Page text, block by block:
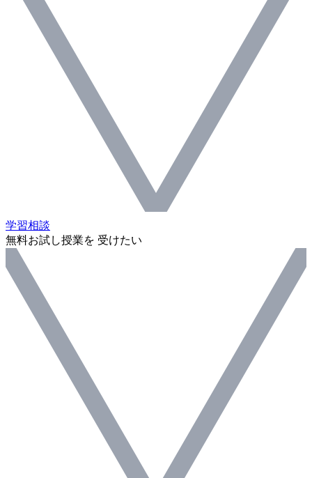
学習相談
無料お試し授業を 受けたい